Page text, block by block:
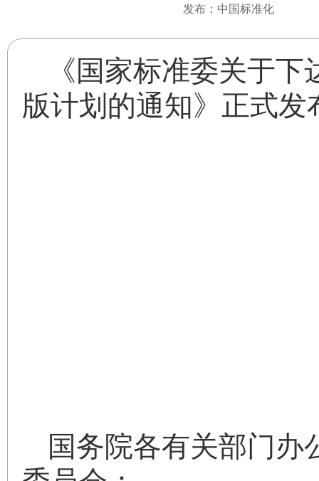
发布：中国标准化
《国家标准委关于
版计划的通知》正式
国务院各有关部门